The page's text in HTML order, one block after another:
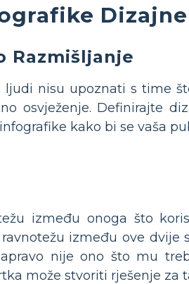
Razmišljanje
nisu upoznati s time
osvježenje. Definirajte
kako bi se vaša
između onoga što
između ove
nije ono što mu
može stvoriti rješenje za